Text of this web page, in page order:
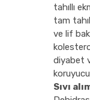
tahıllı
tam
ve lif
diyabet
Sıvı